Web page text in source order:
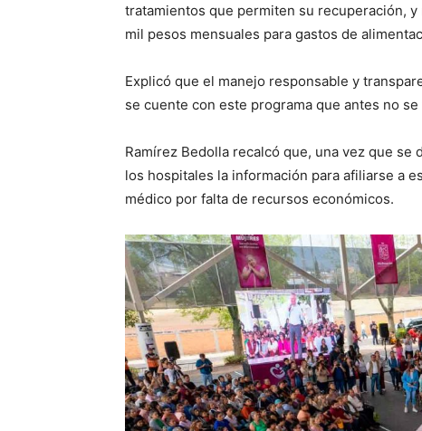
tratamientos que permiten su recuperación,
mil pesos mensuales para gastos de
Explicó que el manejo responsable y
se cuente con este programa que antes no
Ramírez Bedolla recalcó que, una vez que
los hospitales la información para afiliarse a
médico por falta de recursos económicos.